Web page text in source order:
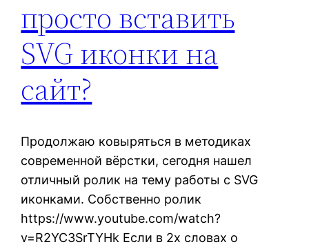
просто вставить
SVG иконки на
сайт?
Продолжаю ковыряться в методиках
современной вёрстки, сегодня нашел
отличный ролик на тему работы с SVG
иконками. Собственно ролик
https://www.youtube.com/watch?
v=R2YC3SrTYHk Если в 2х словах о